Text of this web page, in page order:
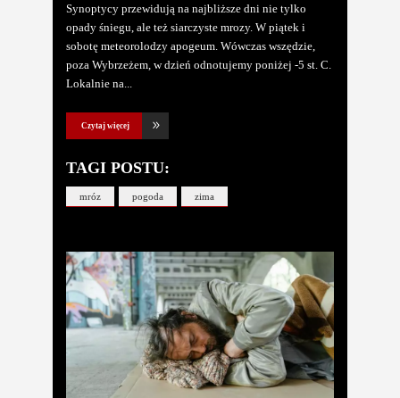
Synoptycy przewidują na najbliższe dni nie tylko
opady śniegu, ale też siarczyste mrozy. W piątek i
sobotę meteorolodzy apogeum. Wówczas wszędzie,
poza Wybrzeżem, w dzień odnotujemy poniżej -5 st. C.
Lokalnie na
Czytaj więcej
TAGI POSTU:
mróz pogoda zima